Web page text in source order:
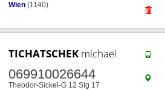
Wien (1140)
TICHATSCHEK michael
069910026644
Theodor-Sickel-G 12 Stg 17